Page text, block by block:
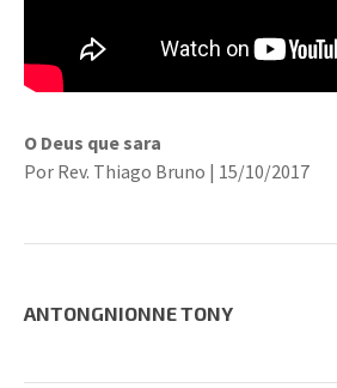
O Deus que sara
Por Rev. Thiago Bruno | 15/10/2017
ANTONGNIONNE TONY